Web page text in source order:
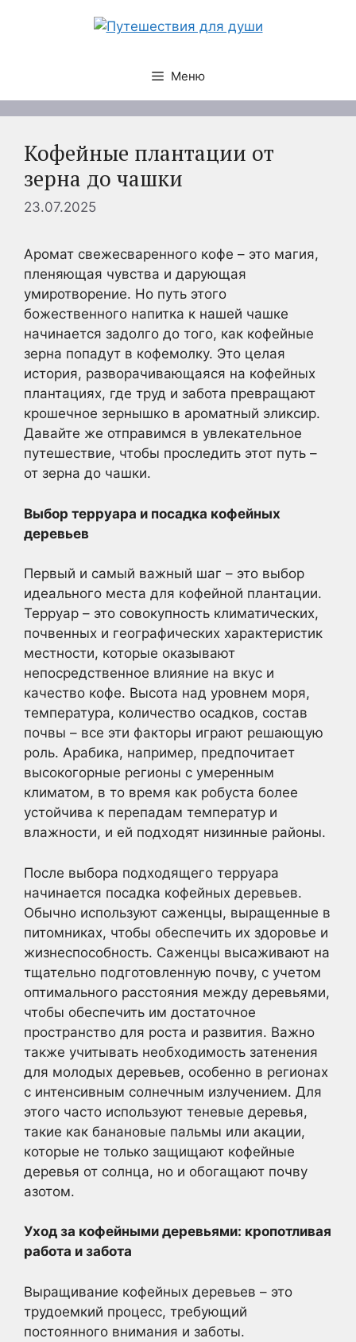
Меню
Кофейные плантации от
зерна до чашки
23.07.2025
Аромат свежесваренного кофе – это магия,
пленяющая чувства и дарующая
умиротворение. Но путь этого
божественного напитка к нашей чашке
начинается задолго до того, как кофейные
зерна попадут в кофемолку. Это целая
история, разворачивающаяся на кофейных
плантациях, где труд и забота превращают
крошечное зернышко в ароматный эликсир.
Давайте же отправимся в увлекательное
путешествие, чтобы проследить этот путь –
от зерна до чашки.
Выбор терруара и посадка кофейных
деревьев
Первый и самый важный шаг – это выбор
идеального места для кофейной плантации.
Терруар – это совокупность климатических,
почвенных и географических характеристик
местности, которые оказывают
непосредственное влияние на вкус и
качество кофе. Высота над уровнем моря,
температура, количество осадков, состав
почвы – все эти факторы играют решающую
роль. Арабика, например, предпочитает
высокогорные регионы с умеренным
климатом, в то время как робуста более
устойчива к перепадам температур и
влажности, и ей подходят низинные районы.
После выбора подходящего терруара
начинается посадка кофейных деревьев.
Обычно используют саженцы, выращенные в
питомниках, чтобы обеспечить их здоровье и
жизнеспособность. Саженцы высаживают на
тщательно подготовленную почву, с учетом
оптимального расстояния между деревьями,
чтобы обеспечить им достаточное
пространство для роста и развития. Важно
также учитывать необходимость затенения
для молодых деревьев, особенно в регионах
с интенсивным солнечным излучением. Для
этого часто используют теневые деревья,
такие как банановые пальмы или акации,
которые не только защищают кофейные
деревья от солнца, но и обогащают почву
азотом.
Уход за кофейными деревьями: кропотливая
работа и забота
Выращивание кофейных деревьев – это
трудоемкий процесс, требующий
постоянного внимания и заботы.